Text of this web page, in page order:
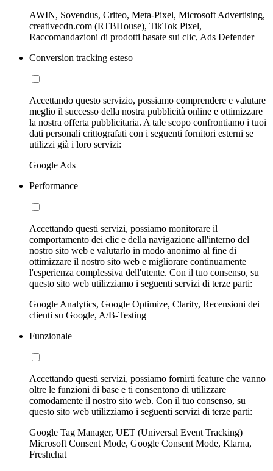
AWIN, Sovendus, Criteo, Meta-Pixel, Microsoft Advertising,
creativecdn.com (RTBHouse), TikTok Pixel,
Raccomandazioni di prodotti basate sui clic, Ads Defender
Conversion tracking esteso
Accettando questo servizio, possiamo comprendere e valutare
meglio il successo della nostra pubblicità online e ottimizzare
la nostra offerta pubblicitaria. A tale scopo confrontiamo i tuoi
dati personali crittografati con i seguenti fornitori esterni se
utilizzi già i loro servizi:
Google Ads
Performance
Accettando questi servizi, possiamo monitorare il
comportamento dei clic e della navigazione all'interno del
nostro sito web e valutarlo in modo anonimo al fine di
ottimizzare il nostro sito web e migliorare continuamente
l'esperienza complessiva dell'utente. Con il tuo consenso, su
questo sito web utilizziamo i seguenti servizi di terze parti:
Google Analytics, Google Optimize, Clarity, Recensioni dei
clienti su Google, A/B-Testing
Funzionale
Accettando questi servizi, possiamo fornirti feature che vanno
oltre le funzioni di base e ti consentono di utilizzare
comodamente il nostro sito web. Con il tuo consenso, su
questo sito web utilizziamo i seguenti servizi di terze parti:
Google Tag Manager, UET (Universal Event Tracking)
Microsoft Consent Mode, Google Consent Mode, Klarna,
Freshchat